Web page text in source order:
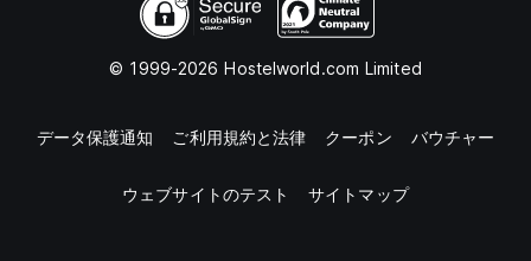
© 1999-2026 Hostelworld.com Limited
データ保護通知 ご利用規約と法律 クーポン バウチャー
ウェブサイトのテスト サイトマップ